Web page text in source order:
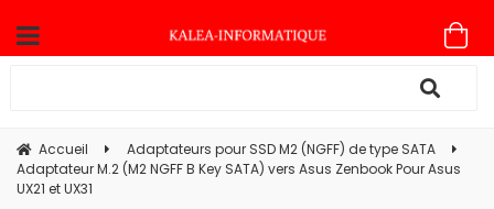
Accueil
Adaptateurs pour SSD M2 (NGFF) de type SATA
Adaptateur M.2 (M2 NGFF B Key SATA) vers Asus Zenbook Pour Asus
UX21 et UX31